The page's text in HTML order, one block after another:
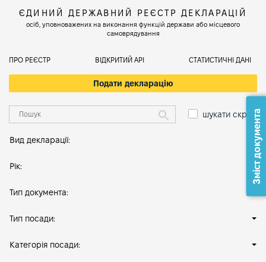
ЄДИНИЙ ДЕРЖАВНИЙ РЕЄСТР ДЕКЛАРАЦІЙ
осіб, уповноважених на виконання функцій держави або місцевого
самоврядування
ПРО РЕЄСТР ВІДКРИТИЙ АРІ СТАТИСТИЧНІ ДАНІ
Подати декларацію
шукати скрізь
Вид декларації:
Рік:
Тип документа:
Тип посади:
Категорія посади:
Зміст документа